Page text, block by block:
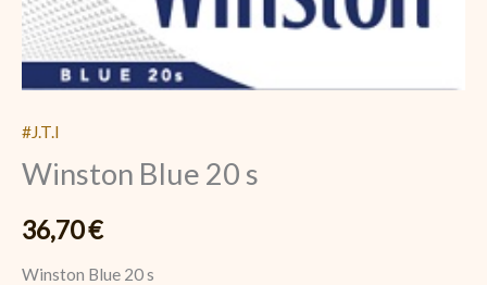
#J.T.I
Winston Blue 20 s
36,70€
Winston Blue 20 s